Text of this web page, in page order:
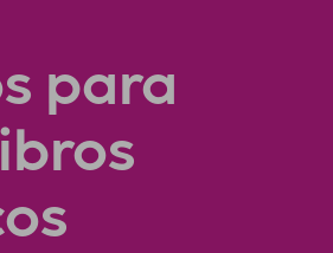
para